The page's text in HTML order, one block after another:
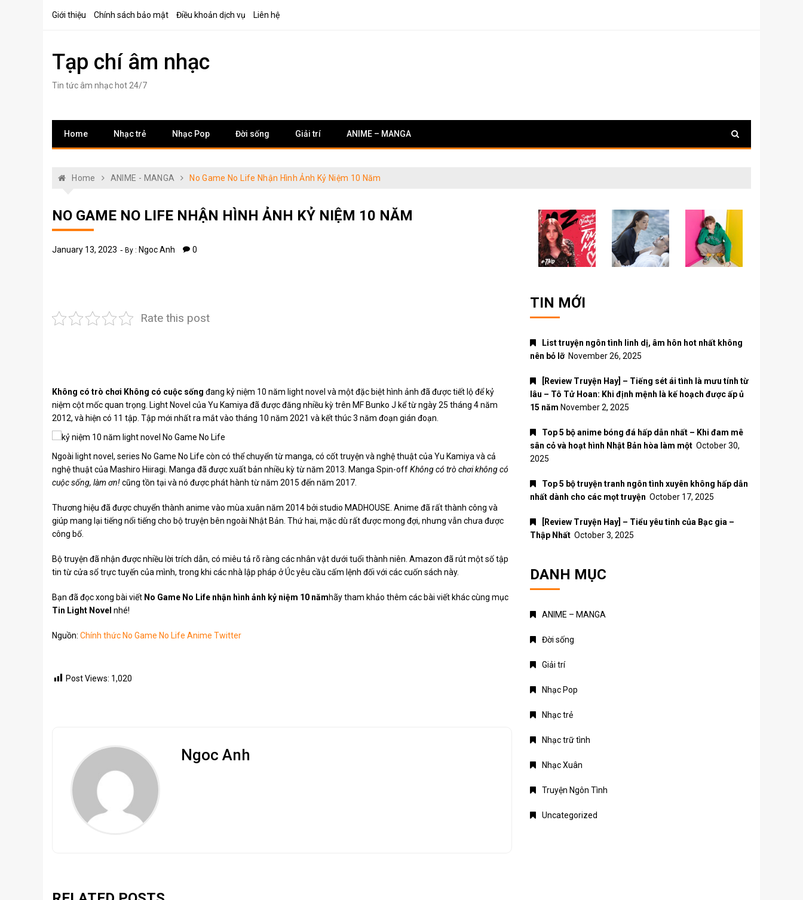
Giới thiệu Chính sách bảo mật Điều khoản dịch vụ Liên hệ
Tạp chí âm nhạc
Tin tức âm nhạc hot 24/7
Home Nhạc trẻ Nhạc Pop Đời sống Giải trí ANIME – MANGA
Home ANIME - MANGA No Game No Life Nhận Hình Ảnh Kỷ Niệm 10 Năm
NO GAME NO LIFE NHẬN HÌNH ẢNH KỶ NIỆM 10 NĂM
January 13, 2023 By : Ngoc Anh 0
Rate this post
Không có trò chơi Không có cuộc sống đang kỷ niệm 10 năm light novel và một đặc biệt hình ảnh đã được tiết lộ để kỷ
niệm cột mốc quan trọng. Light Novel của Yu Kamiya đã được đăng nhiều kỳ trên MF Bunko J kể từ ngày 25 tháng 4 năm
2012, và hiện có 11 tập. Tập mới nhất ra mắt vào tháng 10 năm 2021 và kết thúc 3 năm đoạn gián đoạn.
Ngoài light novel, series No Game No Life còn có thể chuyển từ manga, có cốt truyện và nghệ thuật của Yu Kamiya và cả
nghệ thuật của Mashiro Hiiragi. Manga đã được xuất bản nhiều kỳ từ năm 2013. Manga Spin-offKhông có trò chơi không có
cuộc sống, làm ơn!cũng tồn tại và nó được phát hành từ năm 2015 đến năm 2017.
Thương hiệu đã được chuyển thành anime vào mùa xuân năm 2014 bởi studio MADHOUSE. Anime đã rất thành công và
giúp mang lại tiếng nổi tiếng cho bộ truyện bên ngoài Nhật Bản. Thứ hai, mặc dù rất được mong đợi, nhưng vẫn chưa được
công bố.
Bộ truyện đã nhận được nhiều lời trích dẫn, có miêu tả rõ ràng các nhân vật dưới tuổi thành niên. Amazon đã rút một số tập
tin từ cửa sổ trực tuyến của mình, trong khi các nhà lập pháp ở Úc yêu cầu cấm lệnh đối với các cuốn sách này.
Bạn đã đọc xong bài viết No Game No Life nhận hình ảnh kỷ niệm 10 nămhãy tham khảo thêm các bài viết khác cùng mục
Tin Light Novel nhé!
Nguồn: Chính thức No Game No Life Anime Twitter
Post Views: 1,020
Ngoc Anh
TIN MỚI
List truyện ngôn tình linh dị, âm hôn hot nhất không
nên bỏ lỡ November 26, 2025
[Review Truyện Hay] – Tiếng sét ái tình là mưu tính từ
lâu – Tô Tử Hoan: Khi định mệnh là kế hoạch được ấp ủ
15 năm November 2, 2025
Top 5 bộ anime bóng đá hấp dẫn nhất – Khi đam mê
sân cỏ và hoạt hình Nhật Bản hòa làm một October 30,
2025
Top 5 bộ truyện tranh ngôn tình xuyên không hấp dẫn
nhất dành cho các mọt truyện October 17, 2025
[Review Truyện Hay] – Tiểu yêu tinh của Bạc gia –
Thập Nhất October 3, 2025
DANH MỤC
ANIME – MANGA
Đời sống
Giải trí
Nhạc Pop
Nhạc trẻ
Nhạc trữ tình
Nhạc Xuân
Truyện Ngôn Tình
Uncategorized